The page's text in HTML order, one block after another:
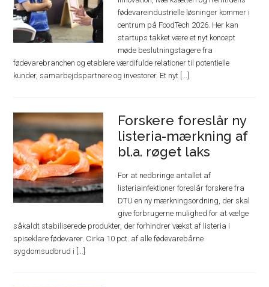
fødevareindustrielle løsninger kommer i
centrum på FoodTech 2026. Her kan
startups takket være et nyt koncept
møde beslutningstagere fra
fødevarebranchen og etablere værdifulde relationer til potentielle
kunder, samarbejdspartnere og investorer. Et nyt [...]
Forskere foreslår ny
listeria-mærkning af
bl.a. røget laks
For at nedbringe antallet af
listeriainfektioner foreslår forskere fra
DTU en ny mærkningsordning, der skal
give forbrugerne mulighed for at vælge
såkaldt stabiliserede produkter, der forhindrer vækst af listeria i
spiseklare fødevarer. Cirka 10 pct. af alle fødevarebårne
sygdomsudbrud i [...]